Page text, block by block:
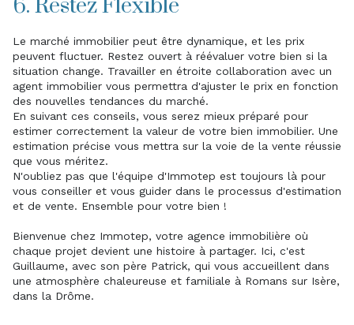
6. Restez Flexible
Le marché immobilier peut être dynamique, et les prix
peuvent fluctuer. Restez ouvert à réévaluer votre bien si la
situation change. Travailler en étroite collaboration avec un
agent immobilier vous permettra d'ajuster le prix en fonction
des nouvelles tendances du marché.
En suivant ces conseils, vous serez mieux préparé pour
estimer correctement la valeur de votre bien immobilier. Une
estimation précise vous mettra sur la voie de la vente réussie
que vous méritez.
N'oubliez pas que l'équipe d'Immotep est toujours là pour
vous conseiller et vous guider dans le processus d'estimation
et de vente. Ensemble pour votre bien !
Bienvenue chez Immotep, votre agence immobilière où
chaque projet devient une histoire à partager. Ici, c'est
Guillaume, avec son père Patrick, qui vous accueillent dans
une atmosphère chaleureuse et familiale à Romans sur Isère,
dans la Drôme.